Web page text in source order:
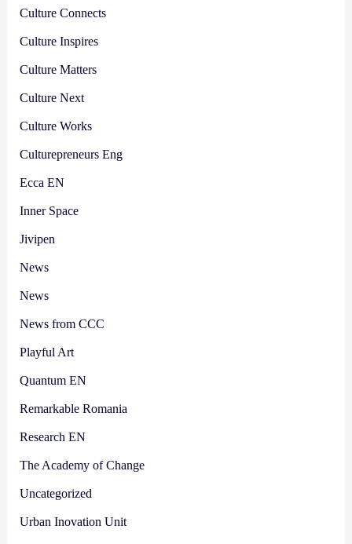
Culture Connects
Culture Inspires
Culture Matters
Culture Next
Culture Works
Culturepreneurs Eng
Ecca EN
Inner Space
Jivipen
News
News
News from CCC
Playful Art
Quantum EN
Remarkable Romania
Research EN
The Academy of Change
Uncategorized
Urban Inovation Unit